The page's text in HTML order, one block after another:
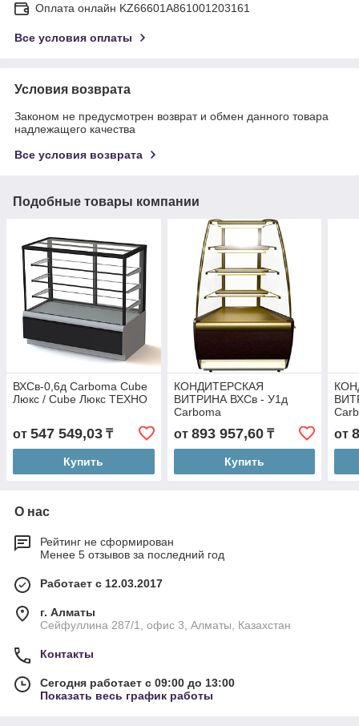
Оплата онлайн KZ66601A861001203161
Все условия оплаты
Условия возврата
Законом не предусмотрен возврат и обмен данного товара
надлежащего качества
Все условия возврата
Подобные товары компании
ВХСв-0,6д Carboma Cube
Люкс / Cube Люкс ТЕХНО
от 547 549,03 ₸
Купить
КОНДИТЕРСКАЯ
ВИТРИНА ВХСв - У1д
Carboma
от 893 957,60₸
Купить
от
О нас
Рейтинг не сформирован
Менее 5 отзывов за последний год
Работает с 12.03.2017
г. Алматы
Сейфуллина 287/1, офис 3, Алматы, Казахстан
Контакты
Сегодня работает с 09:00 до 13:00
Показать весь график работы